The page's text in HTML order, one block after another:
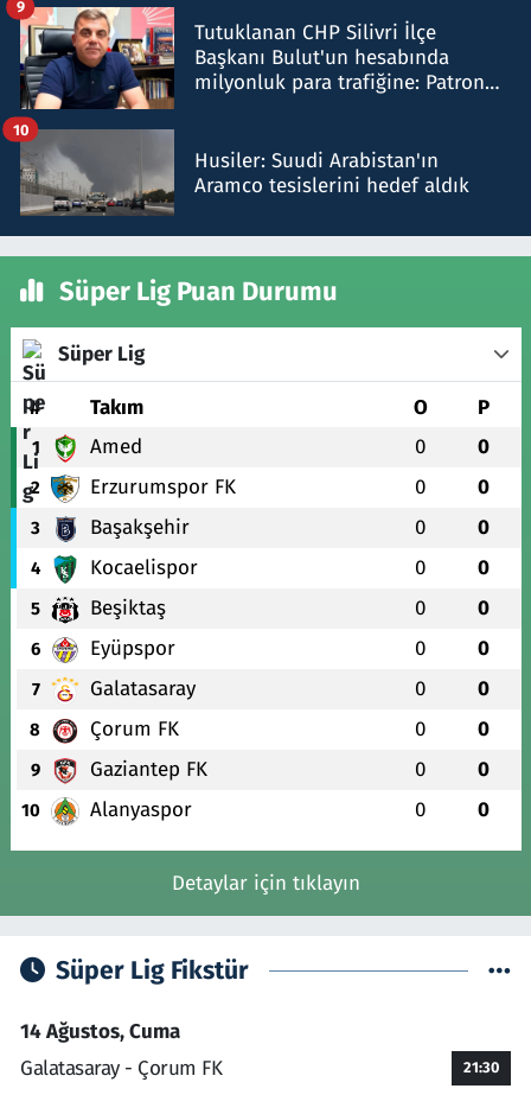
Tutuklanan CHP Silivri İlçe
Başkanı Bulut'un hesabında
milyonluk para trafiğine: Patron
9
Husiler: Suudi Arabistan'ın
Aramco tesislerini hedef aldık
10
Süper Lig Puan Durumu
Süper Lig
# Takım O P
1 Amed 0 0
2 Erzurumspor FK 0 0
3 Başakşehir 0 0
4 Kocaelispor 0 0
5 Beşiktaş 0 0
6 Eyüpspor 0 0
7 Galatasaray 0 0
8 Çorum FK 0 0
9 Gaziantep FK 0 0
10 Alanyaspor 0 0
Detaylar için tıklayın
Süper Lig Fikstür
14 Ağustos, Cuma
Galatasaray - Çorum FK
21:30